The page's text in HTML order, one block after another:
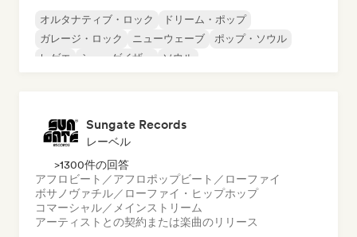
オルタナティブ・ロック
ドリーム・ポップ
ガレージ・ロック
ニューウェーブ
ポップ・ソウル
レゲエ
シューゲイザー ソウル
Sungate Records
レーベル
>1300件の回答
アフロビート／アフロポップビート／ローファイ
ボサノヴァチル／ローファイ・ヒップホップ
コマーシャル／メインストリーム
アーティストとの契約または楽曲のリリース